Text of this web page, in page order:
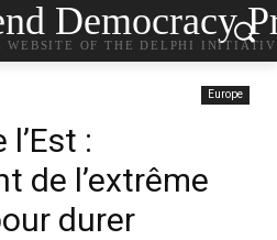
Democracy
WEBSITE OF THE DELPHI
Europe
:
de l’extrême
durer